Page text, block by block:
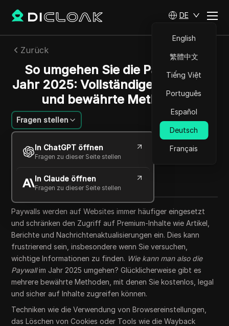
DE
English
繁體中文
Tiếng Việt
Português
Español
Deutsch
Français
Zurück
So umgehen Sie die Paywall im
Jahr 2025: Vollständiger Leitfaden
und bewährte Methoden
Fragen stellen
In ChatGPT öffnen
Fragen zu dieser Seite stellen
In Claude öffnen
Fragen zu dieser Seite stellen
Sandra Anderson
11 Okt. 2025 4 min lesen
Copy Link
Paywalls werden auf Websites immer häufiger eingesetzt
und schränken den Zugriff auf Premium-Inhalte wie Artikel,
Berichte und Nachrichtenaktualisierungen ein. Dies kann
frustrierend sein, insbesondere wenn Sie versuchen,
wichtige Informationen zu finden. Wie kann man also die
Paywallim Jahr 2025 umgehen? Glücklicherweise gibt es
mehrere bewährte Methoden, mit denen Sie kostenlos, legal
und sicher auf Inhalte zugreifen können.
Techniken wie die Verwendung von Browsereinstellungen,
das Löschen von Cookies oder Tools wie die Wayback